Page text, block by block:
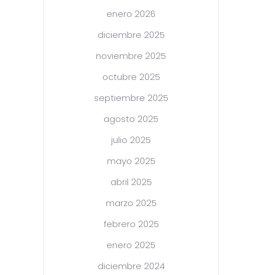
enero 2026
diciembre 2025
noviembre 2025
octubre 2025
septiembre 2025
agosto 2025
julio 2025
mayo 2025
abril 2025
marzo 2025
febrero 2025
enero 2025
diciembre 2024